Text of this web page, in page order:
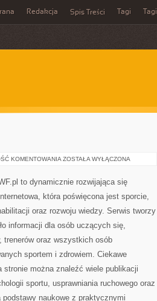
Redakcja Spis Treści Tagi Tagi
KOMENTOWANIA TRENING
ZOSTAŁA WYŁĄCZONA
to dynamicznie rozwijająca się
która poświęcona jest sporcie,
oraz rozwoju wiedzy. Serwis tworzy
informacji dla osób uczących się,
trenerów oraz wszystkich osób
sportem i zdrowiem. Ciekawe
stronie można znaleźć wiele publikacji
sportu, usprawniania ruchowego oraz
naukowe z praktycznymi